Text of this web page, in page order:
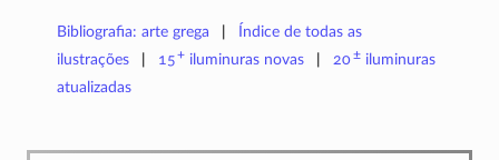
Bibliografia: arte grega
Índice de todas as
ilustrações
15+ iluminuras novas 20±iluminuras
atualizadas